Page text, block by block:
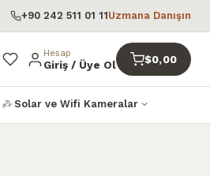
+90 242 511 01 11Uzmana Danışın
Hesap
Giriş / Üye Ol $0,00
Solar ve Wifi Kameralar